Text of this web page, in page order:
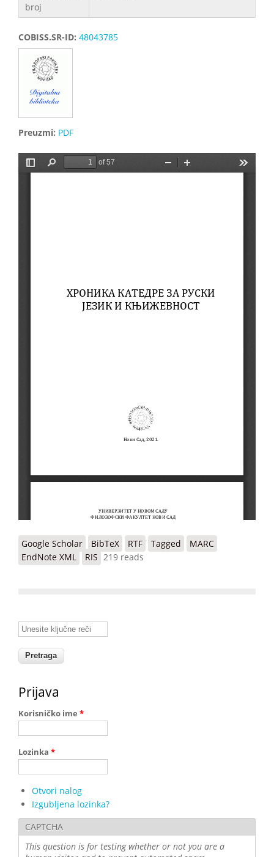
broj
COBISS.SR-ID: 48043785
Preuzmi: PDF
Google Scholar BibTeX RTF Tagged
MARC
EndNote XML
RIS 219 reads
Unesite ključne reči
Prijava
Korisničko ime *
Lozinka *
Otvori nalog
Izgubljena lozinka?
CAPTCHA
This question is for testing whether or not you are a